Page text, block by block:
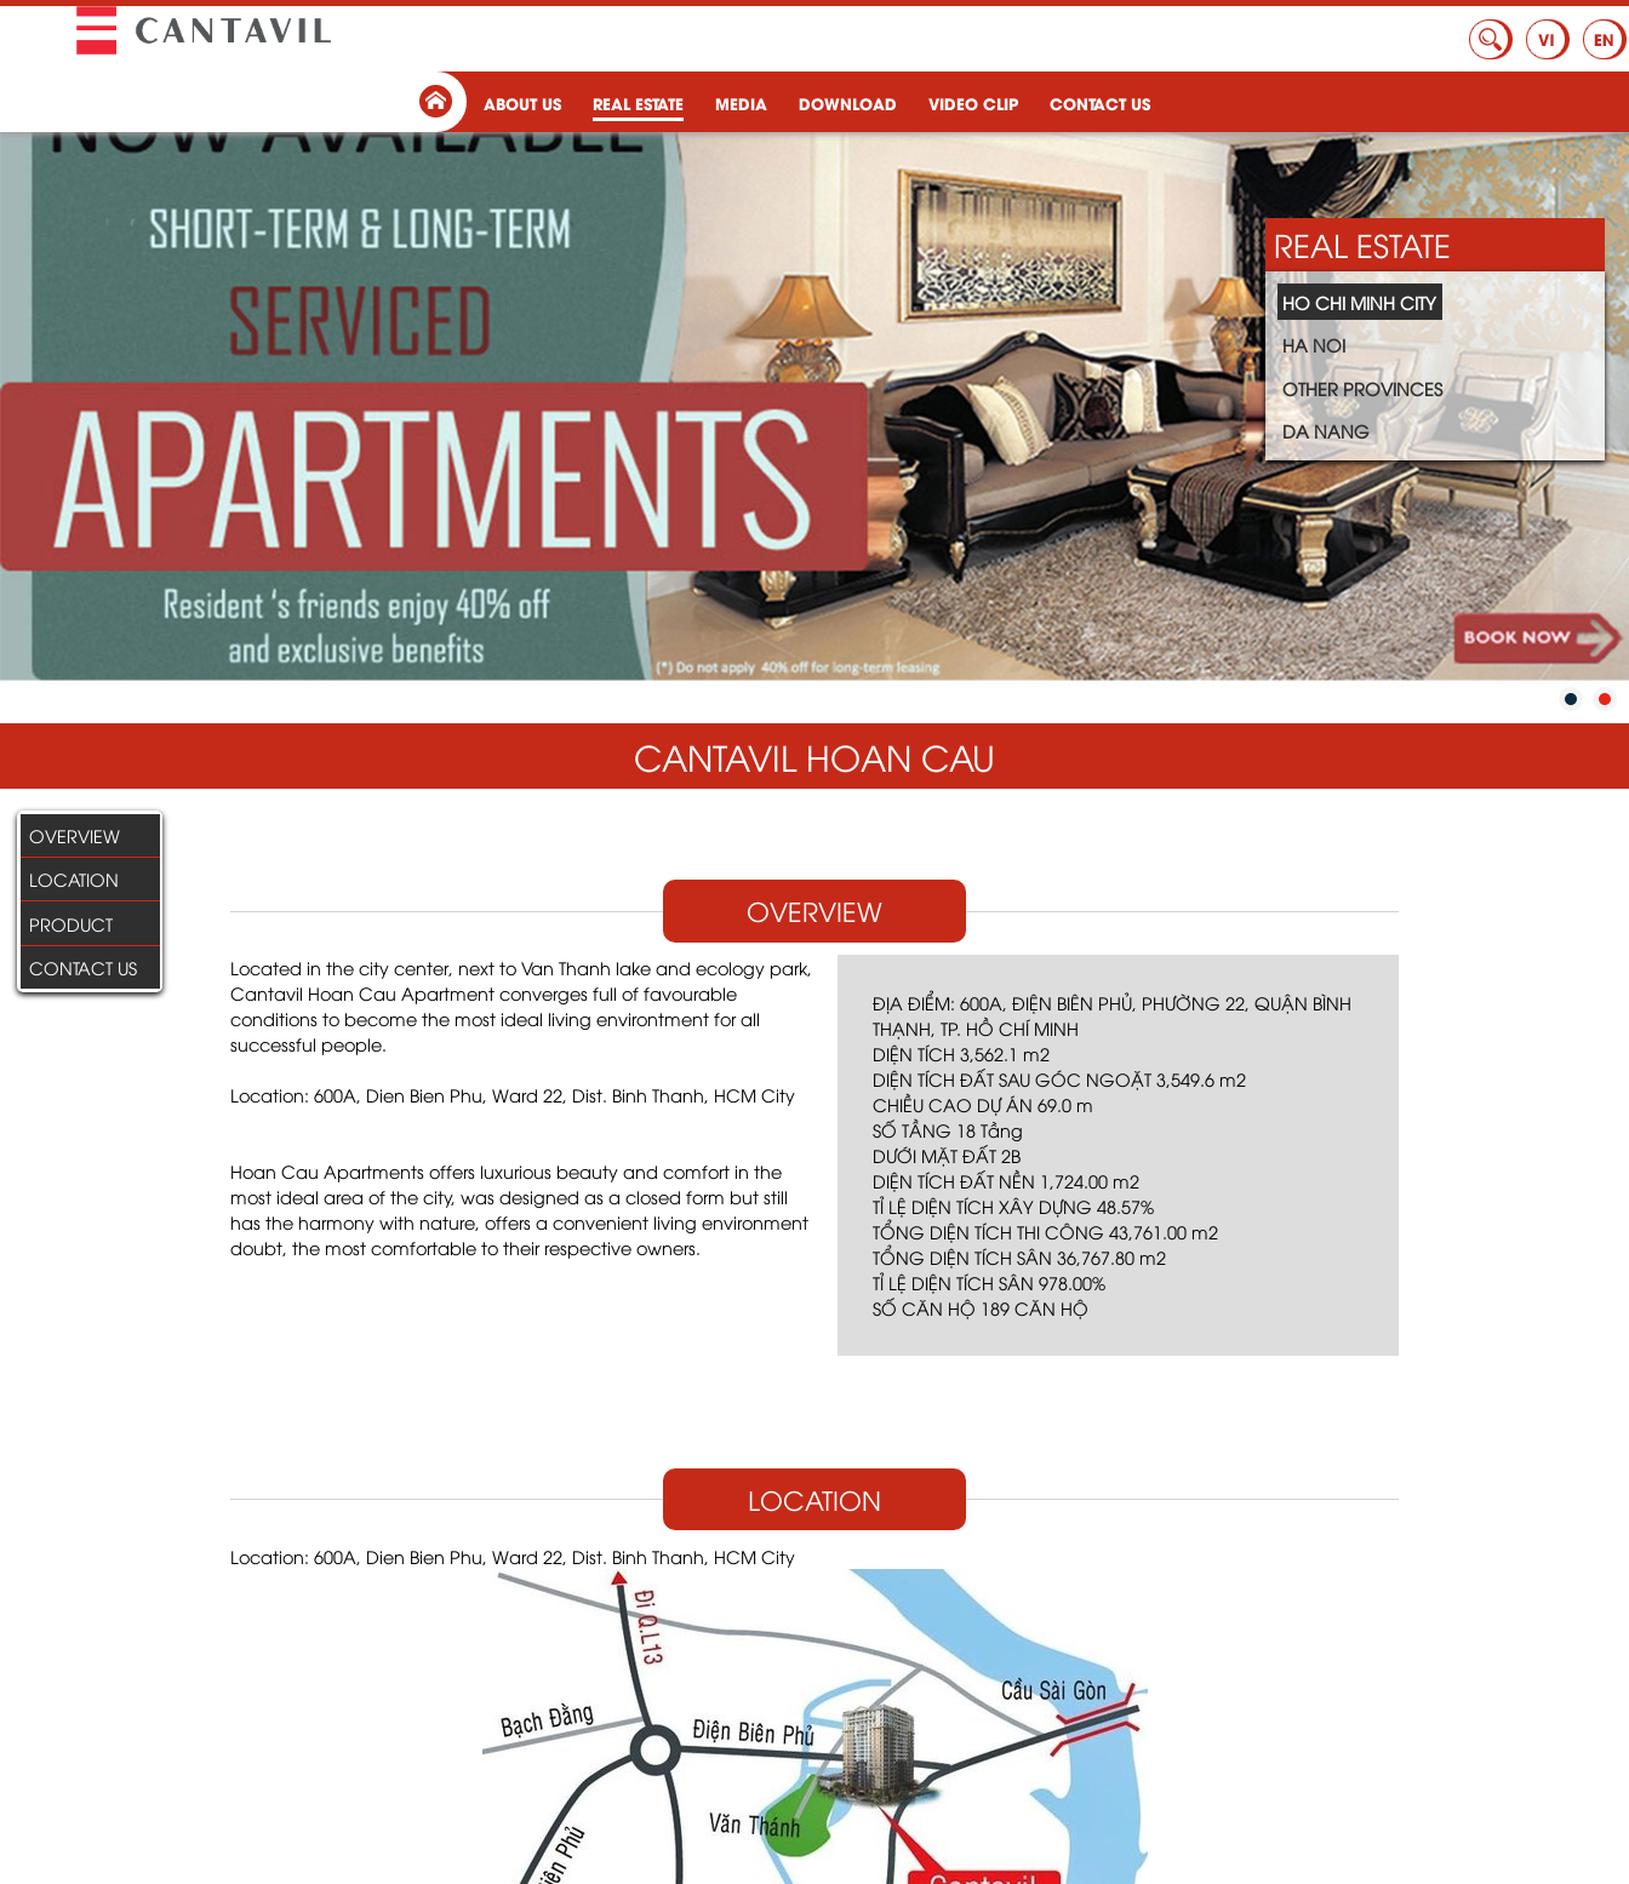
ABOUT US REAL ESTATE MEDIA DOWNLOAD VIDEO CLIP CONTACT US
REAL ESTATE
HO CHI MINH CITY
HA NOI
OTHER PROVINCES
DA NANG
CANTAVIL HOAN CAU
OVERVIEW
LOCATION
PRODUCT
CONTACT US
OVERVIEW
Located in the city center, next to Van Thanh lake and ecology park,
Cantavil Hoan Cau Apartment converges full of favourable
conditions to become the most ideal living environtment for all
successful people.
Location: 600A, Dien Bien Phu, Ward 22, Dist. Binh Thanh, HCM City
Hoan Cau Apartments offers luxurious beauty and comfort in the
most ideal area of the city, was designed as a closed form but still
has the harmony with nature, offers a convenient living environment
doubt, the most comfortable to their respective owners.
ĐỊA ĐIỂM: 600A, ĐIỆN BIÊN PHỦ, PHƯỜNG 22, QUẬN BÌNH
THẠNH, TP. HỒ CHÍ MINH
DIỆN TÍCH 3,562.1 m2
DIỆN TÍCH ĐẤT SAU GÓC NGOẶT 3,549.6 m2
CHIỀU CAO DỰ ÁN 69.0 m
SỐ TẦNG 18 Tầng
DƯỚI MẶT ĐẤT 2B
DIỆN TÍCH ĐẤT NỀN 1,724.00 m2
TỈ LỆ DIỆN TÍCH XÂY DỰNG 48.57%
TỔNG DIỆN TÍCH THI CÔNG 43,761.00 m2
TỔNG DIỆN TÍCH SÂN 36,767.80 m2
TỈ LỆ DIỆN TÍCH SÂN 978.00%
SỐ CĂN HỘ 189 CĂN HỘ
LOCATION
Location: 600A, Dien Bien Phu, Ward 22, Dist. Binh Thanh, HCM City